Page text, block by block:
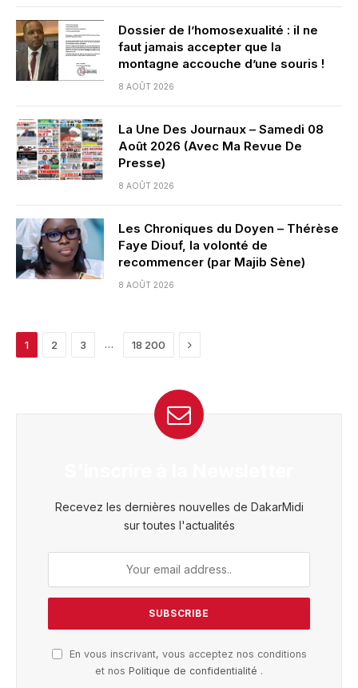
Dossier de l’homosexualité : il ne
faut jamais accepter que la
montagne accouche d’une souris !
8 AOÛT 2026
La Une Des Journaux – Samedi 08
Août 2026 (Avec Ma Revue De
Presse)
8 AOÛT 2026
Les Chroniques du Doyen – Thérèse
Faye Diouf, la volonté de
recommencer (par Majib Sène)
8 AOÛT 2026
1 2 3 … 18 200 Next
Recevez les dernières nouvelles de DakarMidi
sur toutes l'actualités
En vous inscrivant, vous acceptez nos conditions
et nos Politique de confidentialité .